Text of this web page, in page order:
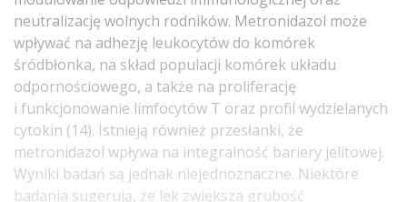
neutralizację wolnych rodników. Metronidazol może
wpływać na adhezję leukocytów do komórek
śródbłonka, na skład populacji komórek układu
odpornościowego, a także na proliferację
i funkcjonowanie limfocytów T oraz profil wydzielanych
cytokin (14). Istnieją również przesłanki, że
metronidazol wpływa na integralność bariery jelitowej.
Wyniki badań są jednak niejednoznaczne. Niektóre
badania sugerują, że lek zwiększa grubość